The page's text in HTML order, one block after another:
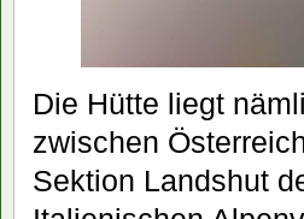
Die Hütte liegt
zwischen
Sektion Landshut